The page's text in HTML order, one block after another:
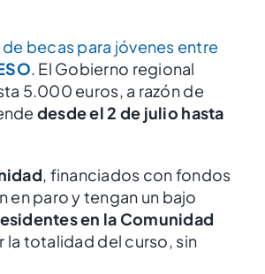
becas para jóvenes entre
. El Gobierno regional
5.000 euros, a razón de
desde el 2 de julio hasta
, financiados con fondos
paro y tengan un bajo
en la Comunidad
la totalidad del curso, sin